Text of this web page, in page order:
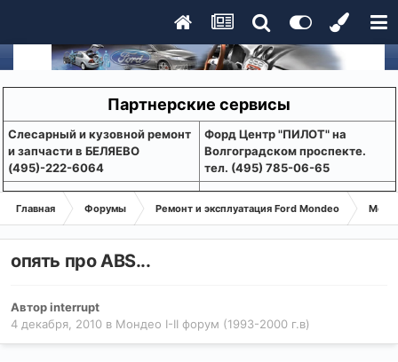
Партнерские сервисы
Слесарный и кузовной ремонт
и запчасти в БЕЛЯЕВО
(495)-222-6064
Форд Центр "ПИЛОТ" на
Волгоградском проспекте.
тел. (495) 785-06-65
Главная Форумы Ремонт и эксплуатация Ford Mondeo
опять про ABS...
Авторinterrupt
4 декабря, 2010 в Мондео I-II форум (1993-2000 г.в)